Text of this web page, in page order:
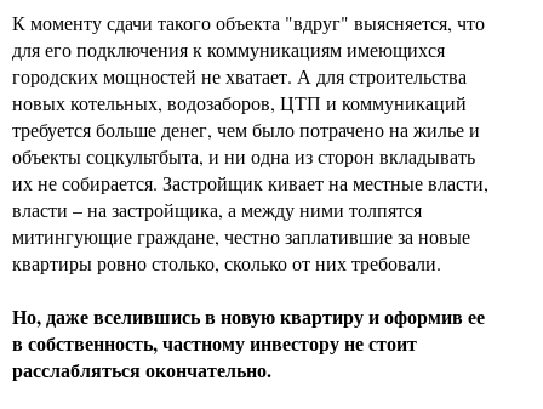
К моменту сдачи такого объекта "вдруг" выясняется, что
для его подключения к коммуникациям имеющихся
городских мощностей не хватает. А для строительства
новых котельных, водозаборов, ЦТП и коммуникаций
требуется больше денег, чем было потрачено на жилье и
объекты соцкультбыта, и ни одна из сторон вкладывать
их не собирается. Застройщик кивает на местные власти,
власти – на застройщика, а между ними толпятся
митингующие граждане, честно заплатившие за новые
квартиры ровно столько, сколько от них требовали.
Но, даже вселившись в новую квартиру и оформив ее
в собственность, частному инвестору не стоит
расслабляться окончательно.